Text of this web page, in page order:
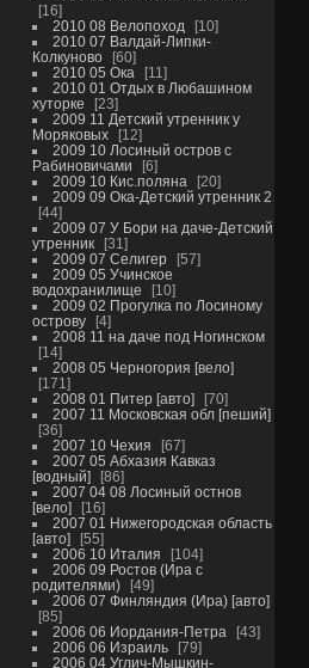
16
2010 08 Велопоход
10
2010 07 Валдай-Липки-
Колкуново
60
2010 05 Ока
11
2010 01 Отдых в Любашином
хуторке
23
2009 11 Детский утренник у
Моряковых
12
2009 10 Лосиный остров с
Рабиновичами
6
2009 10 Кис.поляна
20
2009 09 Ока-Детский утренник 2
44
2009 07 У Бори на даче-Детский
утренник
31
2009 07 Селигер
57
2009 05 Учинское
водохранилище
10
2009 02 Прогулка по Лосиному
острову
4
2008 11 на даче под Ногинском
14
2008 05 Черногория [вело]
171
2008 01 Питер [авто]
70
2007 11 Московская обл [пеший]
36
2007 10 Чехия
67
2007 05 Абхазия Кавказ
[водный]
86
2007 04 08 Лосиный остнов
[вело]
16
2007 01 Нижегородская область
[авто]
55
2006 10 Италия
104
2006 09 Ростов (Ира с
родителями)
49
2006 07 Финляндия (Ира) [авто]
85
2006 06 Иордания-Петра
43
2006 06 Израиль
79
2006 04 Углич-Мышкин-